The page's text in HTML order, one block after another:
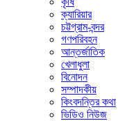
ক্যারিয়ার
চট্টগ্রাম-বন্দর
গণপরিবহন
আন্তর্জাতিক
খেলাধুলা
বিনোদন
সম্পাদকীয়
কিংবদন্তির কথা
ভিডিও নিউজ